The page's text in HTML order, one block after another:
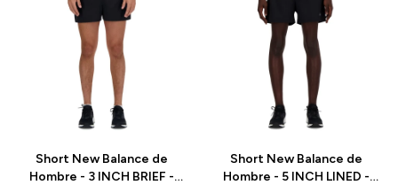
Short New Balance de
Hombre - 3 INCH BRIEF -
Short New Balance de
Hombre - 5 INCH LINED -